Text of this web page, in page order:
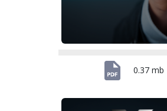
0.37 mb